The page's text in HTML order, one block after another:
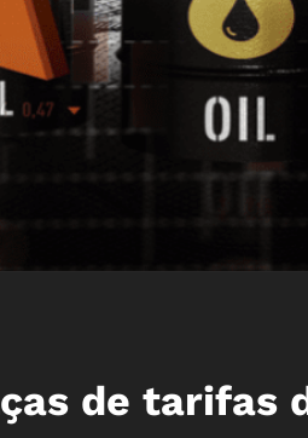
de tarifas